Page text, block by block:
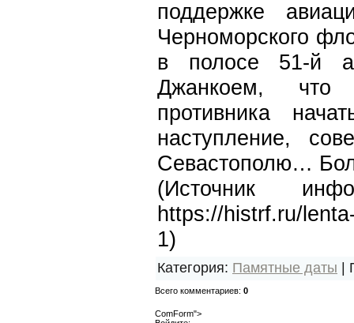
поддержке
Черноморского
в полосе 51-й
Джанкоем, что
противника
наступление,
Севастополю…
(Источник
https://histrf.ru/
1)
Категория: Памятные даты |
Всего комментариев: 0
ComForm">